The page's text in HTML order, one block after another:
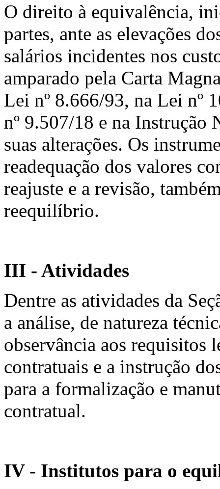
O direito à equivalência,
partes, ante as elevações
salários incidentes nos
amparado pela Carta
Lei nº 8.666/93, na Lei nº
nº 9.507/18 e na
suas alterações. Os
readequação dos valores
reajuste e a revisão,
reequilíbrio.
III - Atividades
Dentre as atividades da
a análise, de natureza
observância aos requisitos
contratuais e a instrução
para a formalização e
contratual.
IV - Institutos para o